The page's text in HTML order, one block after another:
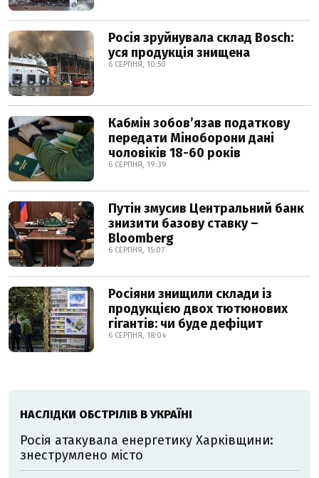
Росія зруйнувала склад Bosch:
уся продукція знищена
6 СЕРПНЯ, 10:50
Кабмін зобовʼязав податкову
передати Міноборони дані
чоловіків 18-60 років
6 СЕРПНЯ, 19:39
Путін змусив Центральний банк
знизити базову ставку –
Bloomberg
6 СЕРПНЯ, 15:07
Росіяни знищили склади із
продукцією двох тютюнових
гігантів: чи буде дефіцит
6 СЕРПНЯ, 18:04
НАСЛІДКИ ОБСТРІЛІВ В УКРАЇНІ
Росія атакувала енергетику Харківщини:
знеструмлено місто